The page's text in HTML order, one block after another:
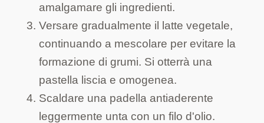
amalgamare gli ingredienti.
Versare gradualmente il latte vegetale,
continuando a mescolare per evitare la
formazione di grumi. Si otterrà una
pastella liscia e omogenea.
Scaldare una padella antiaderente
leggermente unta con un filo d'olio.